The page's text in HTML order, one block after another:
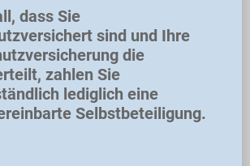
dass Sie
sind und Ihre
die
zahlen Sie
lediglich eine
Selbstbeteiligung.